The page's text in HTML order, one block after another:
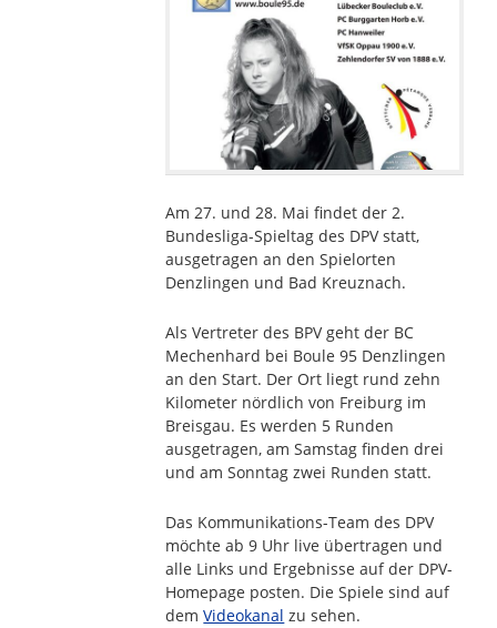
Am 27. und 28. Mai findet der 2.
Bundesliga-Spieltag des DPV statt,
ausgetragen an den Spielorten
Denzlingen und Bad Kreuznach.
Als Vertreter des BPV geht der BC
Mechenhard bei Boule 95 Denzlingen
an den Start. Der Ort liegt rund zehn
Kilometer nördlich von Freiburg im
Breisgau. Es werden 5 Runden
ausgetragen, am Samstag finden drei
und am Sonntag zwei Runden statt.
Das Kommunikations-Team des DPV
möchte ab 9 Uhr live übertragen und
alle Links und Ergebnisse auf der DPV-
Homepage posten. Die Spiele sind auf
demVideokanal zu sehen.